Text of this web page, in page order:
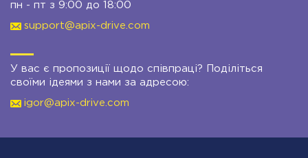
пн - пт з 9:00 до 18:00
support@apix-drive.com
У вас є пропозиції щодо співпраці? Поділіться
своїми ідеями з нами за адресою:
igor@apix-drive.com